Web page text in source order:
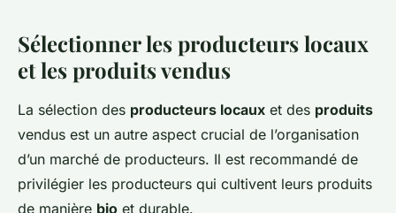
Sélectionner les producteurs locaux
et les produits vendus
La sélection des producteurs locaux et des produits
vendus est un autre aspect crucial de l’organisation
d’un marché de producteurs. Il est recommandé de
privilégier les producteurs qui cultivent leurs produits
de manière bio et durable.